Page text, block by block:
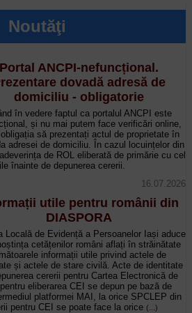
Noutăţi
Portal ANCPI-nefuncțional.
dovadă adresă de
domiciliu - obligatorie
în vedere faptul ca portalul ANCPI este
și nu mai putem face verificări online,
să prezentați actul de proprietate în
adresei de domiciliu. În cazul locuințelor din
de ROL eliberată de primărie cu cel
înainte de depunerea cererii.
16.07.2026
utile pentru românii din
DIASPORA
Locală de Evidență a Persoanelor Iași aduce
cetățenilor români aflați în străinătate
informații utile privind actele de
și actele de stare civilă. Acte de identitate
cererii pentru Cartea Electronică de
eliberarea CEI se depun pe bază de
platformei MAI, la orice SPCLEP din
pentru CEI se poate face la orice (...)